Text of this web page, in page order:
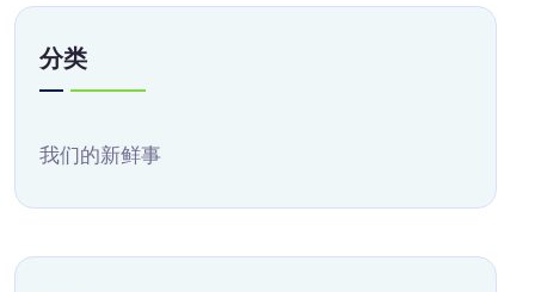
分类
我们的新鲜事